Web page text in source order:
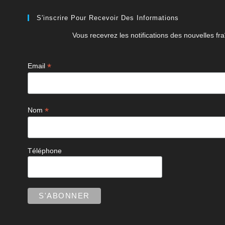
S'inscrire Pour Recevoir Des Informations
Vous recevrez les notifications des nouvelles
Email*
Nom*
Téléphone